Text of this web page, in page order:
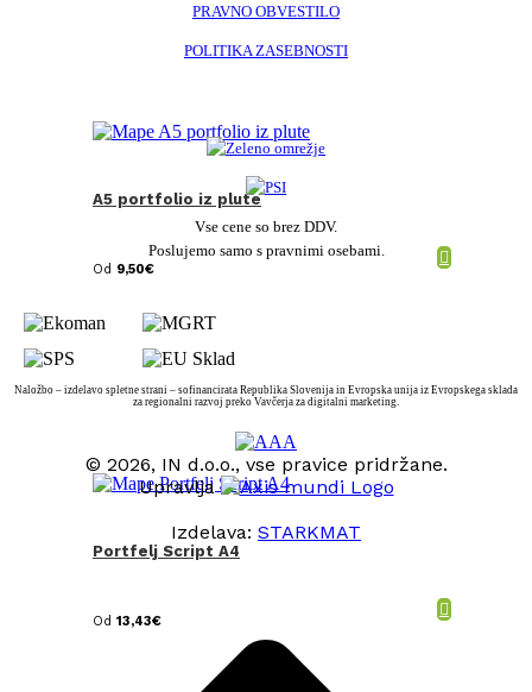
A5 portfolio iz plute
Od 9,50€
Portfelj Script A4
Od 13,43€
PRAVNO OBVESTILO
POLITIKA ZASEBNOSTI
Vse cene so brez DDV.
Poslujemo samo s pravnimi osebami.
Naložbo – izdelavo spletne strani – sofinancirata Republika Slovenija in Evropska unija iz Evropskega sklada
za regionalni razvoj preko Vavčerja za digitalni marketing.
© 2026, IN d.o.o., vse pravice pridržane.
Upravlja
Izdelava: STARKMAT